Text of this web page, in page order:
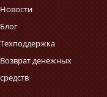
Новости
Блог
Техподдержка
Возврат денежных
средств